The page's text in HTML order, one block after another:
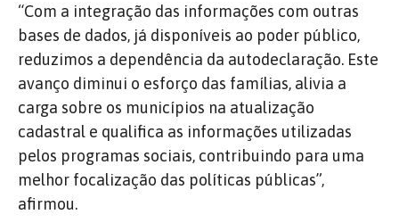
“Com a integração das informações com outras
bases de dados, já disponíveis ao poder público,
reduzimos a dependência da autodeclaração. Este
avanço diminui o esforço das famílias, alivia a
carga sobre os municípios na atualização
cadastral e qualifica as informações utilizadas
pelos programas sociais, contribuindo para uma
melhor focalização das políticas públicas”,
afirmou.